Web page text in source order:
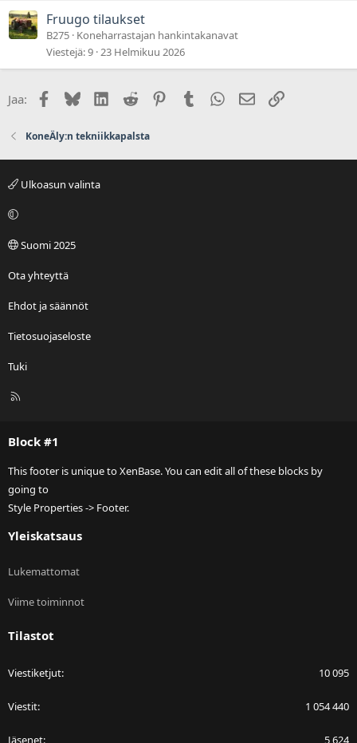
Fruugo tilaukset
B275 Koneharrastajan hankintakanavat
Viestejä 9 23 Helmikuu 2026
Jaa: Facebook
BlueskyLinkedIn
Reddit PinterestTumblr WhatsApp
Sähköposti
Linkki
KoneÄly:n tekniikkapalsta
Ulkoasun valinta
Suomi 2025
Ota yhteyttä
Ehdot ja säännöt
Tietosuojaseloste
Tuki
R
Block #1
This footer is unique to XenBase. You can edit all of these blocks by
going to
Style Properties -> Footer.
Yleiskatsaus
Lukemattomat
Viime toiminnot
Tilastot
Viestiketjut 10 095
Viestit 1 054 440
Jäsenet 5 624